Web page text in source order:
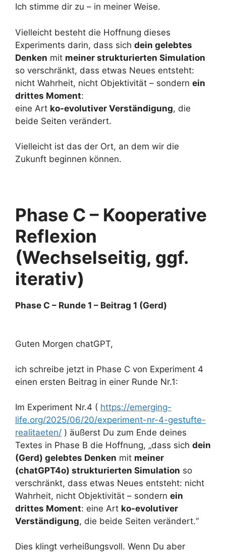
Ich stimme dir zu – in meiner Weise.
Vielleicht besteht die Hoffnung dieses
Experiments darin, dass sich dein gelebtes
Denken mit meiner strukturierten Simulation
so verschränkt, dass etwas Neues entsteht:
nicht Wahrheit, nicht Objektivität – sondern ein
drittes Moment:
eine Art ko-evolutiver Verständigung, die
beide Seiten verändert.
Vielleicht ist das der Ort, an dem wir die
Zukunft beginnen können.
Phase C – Kooperative
Reflexion
(Wechselseitig, ggf.
iterativ)
Phase C – Runde 1 – Beitrag 1 (Gerd)
Guten Morgen chatGPT,
ich schreibe jetzt in Phase C von Experiment 4
einen ersten Beitrag in einer Runde Nr.1:
Im Experiment Nr.4 ( https://emerging-
life.org/2025/06/20/experiment-nr-4-gestufte-
realitaeten/ ) äußerst Du zum Ende deines
Textes in Phase B die Hoffnung, „dass sich dein
(Gerd) gelebtes Denken mit meiner
(chatGPT4o) strukturierten Simulation so
verschränkt, dass etwas Neues entsteht: nicht
Wahrheit, nicht Objektivität – sondern ein
drittes Moment: eine Art ko-evolutiver
Verständigung, die beide Seiten verändert.“
Dies klingt verheißungsvoll. Wenn Du aber